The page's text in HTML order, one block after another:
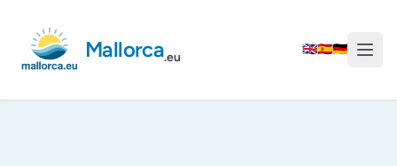
Mallorca.eu
🇬🇧🇪🇸🇩🇪